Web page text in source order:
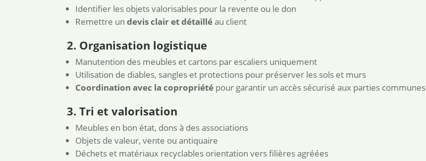
Identifier les objets valorisables pour la revente ou le don
Remettre undevis clair et détailléau client
2. Organisation logistique
Manutention des meubles et cartons par escaliers uniquement
Utilisation de diables, sangles et protections pour préserver les sols et murs
Coordination avec la copropriété pour garantir un accès sécurisé aux parties communes
3. Tri et valorisation
Meubles en bon état, dons à des associations
Objets de valeur, vente ou antiquaire
Déchets et matériaux recyclables orientation vers filières agréées